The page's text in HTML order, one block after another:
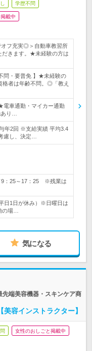
学歴不問
載中
オフ充実◎＞自動車教習所
だきます。★未経験の方は
問・要普免 】★未経験の
者は年齢不問。◎「教え
車通勤・マイカー通勤
り…
年2回 ※支給実績 平均3.4
慮し、決定…
9：25～17：25 ※残業は
日1日が休み）※日曜日は
場…
気になる
端美容機器・スキンケア商
容インストラクター】
女性のおしごと掲載中